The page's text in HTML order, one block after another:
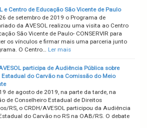
e Centro de Educação São Vicente de Paulo
de setembro de 2019 o Programa de
da AVESOL realizou uma visita ao Centro
São Vicente de Paulo- CONSERVIR para
os vínculos e firmar mais uma parceria junto
O Centro…
Ler mais
participa de Audiência Pública sobre
do Carvão na Comissão do Meio
de agosto de 2019, na parte da tarde, na
de Conselheiro Estadual de Direitos
RS, o CRDH/AVESOL participou da Audiência
do Carvão no RS na OAB/RS. O debate